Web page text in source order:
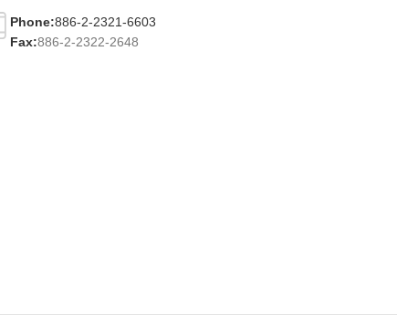
Phone:886-2-2321-6603
Fax:886-2-2322-2648